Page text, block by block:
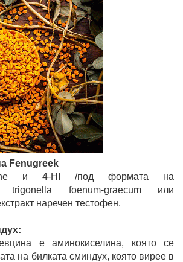
Fenugreek
и 4-HI /под формата на
, trigonella foenum-graecum или
наречен тестофен.
е аминокиселина, която се
на билката сминдух, която вирее в